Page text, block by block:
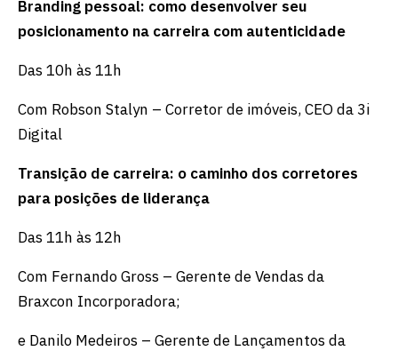
Branding pessoal: como desenvolver seu
posicionamento na carreira com autenticidade
Das 10h às 11h
Com Robson Stalyn – Corretor de imóveis, CEO da 3i
Digital
Transição de carreira: o caminho dos corretores
para posições de liderança
Das 11h às 12h
Com Fernando Gross – Gerente de Vendas da
Braxcon Incorporadora;
e Danilo Medeiros – Gerente de Lançamentos da